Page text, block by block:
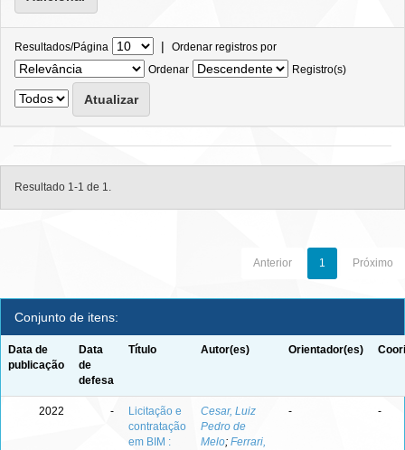
Resultados/Página | Ordenar registros por
Ordenar
Registro(s)
Resultado 1-1 de 1.
Anterior 1 Próximo
Conjunto de itens:
Data de
publicação
Data
de
defesa
Título Autor(es) Orientador(es)
2022 -
Licitação e
contratação
em BIM :
Cesar, Luiz
Pedro de
Melo; Ferrari,
- -